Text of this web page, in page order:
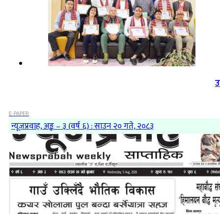
E-PAPER
न्यूजप्रवाह, अङ्क – ३ (वर्ष ६) : साउन २० गते, २०८३